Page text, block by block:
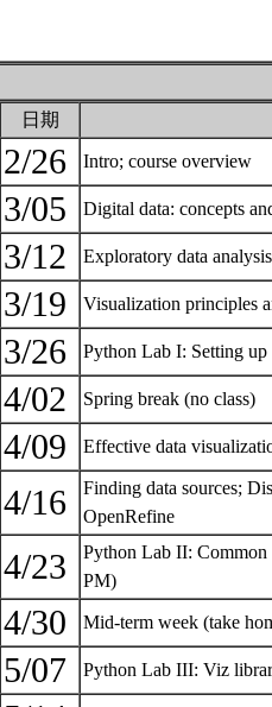
日期
2/26 Intro; course overview
3/05 Digital data: concepts
3/12 Exploratory data
3/19 Visualization principles
3/26 Python Lab I: Setting
4/02 Spring break (no class)
4/09 Effective data
4/16
Finding data sources;
OpenRefine
4/23
Python Lab II: Common
PM)
4/30 Mid-term week (take
5/07 Python Lab III: Viz